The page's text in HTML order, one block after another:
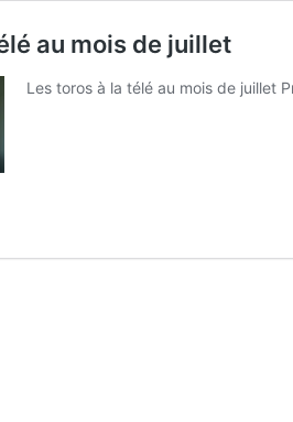
au mois de juillet
Les toros à la télé au mois de juillet